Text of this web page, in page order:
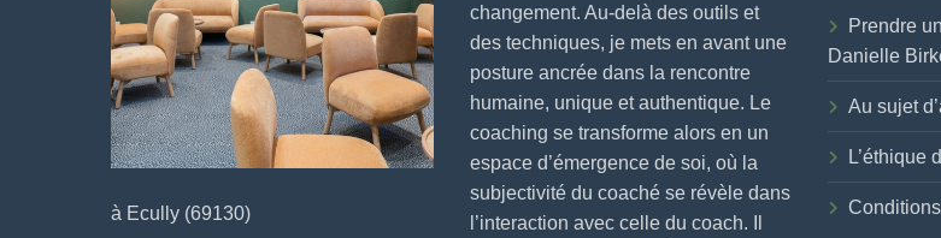
à Ecully (69130)
changement. Au-delà des outils et
des techniques, je mets en avant une
posture ancrée dans la rencontre
humaine, unique et authentique. Le
coaching se transforme alors en un
espace d’émergence de soi, où la
subjectivité du coaché se révèle dans
l’interaction avec celle du coach. Il
Prendre
Danielle
Au sujet
L’éthique